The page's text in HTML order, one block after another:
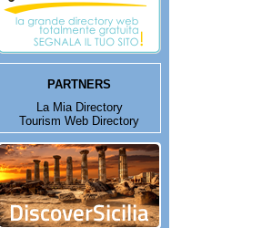
PARTNERS
La Mia Directory
Tourism Web Directory